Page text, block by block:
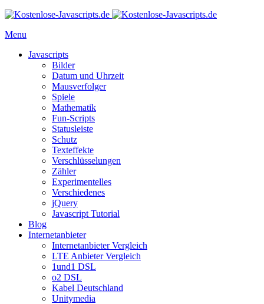
Menu
Javascripts
Bilder
Datum und Uhrzeit
Mausverfolger
Spiele
Mathematik
Fun-Scripts
Statusleiste
Schutz
Texteffekte
Verschlüsselungen
Zähler
Experimentelles
Verschiedenes
jQuery
Javascript Tutorial
Blog
Internetanbieter
Internetanbieter Vergleich
LTE Anbieter Vergleich
1und1 DSL
o2 DSL
Kabel Deutschland
Unitymedia